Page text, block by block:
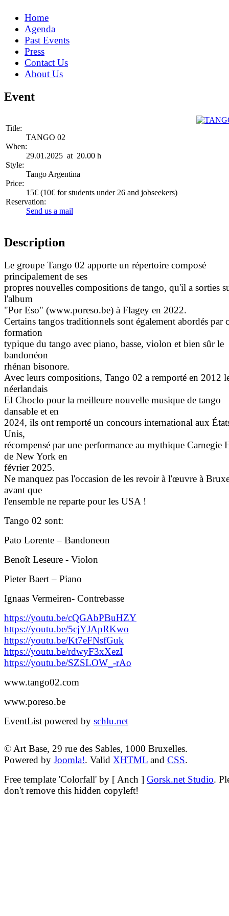
Home
Agenda
Past Events
Press
Contact Us
About Us
Event
Title:
TANGO 02
When:
29.01.2025 at 20.00 h
Style:
Tango Argentina
Price:
15€ (10€ for students under 26 and jobseekers)
Reservation:
Send us a mail
Description
Le groupe Tango 02 apporte un répertoire composé
principalement de ses
propres nouvelles compositions de tango, qu'il a sorties
l'album
"Por Eso" (www.poreso.be) à Flagey en 2022.
Certains tangos traditionnels sont également abordés par
formation
typique du tango avec piano, basse, violon et bien sûr le
bandonéon
rhénan bisonore.
Avec leurs compositions, Tango 02 a remporté en 2012
néerlandais
El Choclo pour la meilleure nouvelle musique de tango
dansable et en
2024, ils ont remporté un concours international aux
Unis,
récompensé par une performance au mythique Carnegie
de New York en
février 2025.
Ne manquez pas l'occasion de les revoir à l'œuvre à
avant que
l'ensemble ne reparte pour les USA !
Tango 02 sont:
Pato Lorente – Bandoneon
Benoît Leseure - Violon
Pieter Baert – Piano
Ignaas Vermeiren- Contrebasse
https://youtu.be/cQGAbPBuHZY
https://youtu.be/5cjYJApRKwo
https://youtu.be/Kt7eFNsfGuk
https://youtu.be/rdwyF3xXezI
https://youtu.be/SZSLOW_-rAo
www.tango02.com
www.poreso.be
EventList powered by schlu.net
© Art Base, 29 rue des Sables, 1000 Bruxelles.
Powered by Joomla!. Valid XHTML and CSS.
Free template 'Colorfall' by [ Anch ] Gorsk.net Studio.
don't remove this hidden copyleft!